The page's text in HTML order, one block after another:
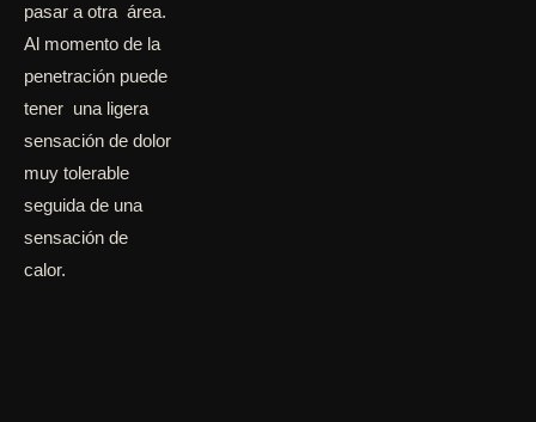
pasar a otra área.
Al momento de la
penetración puede
tener una ligera
sensación de dolor
muy tolerable
seguida de una
sensación de
calor.